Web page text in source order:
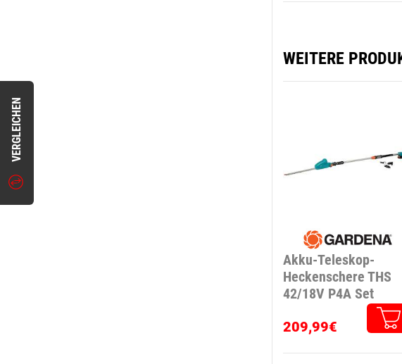
VERGLEICHEN
WEITERE
Akku-Teleskop-
Heckenschere THS
42/18V P4A Set
209,99€